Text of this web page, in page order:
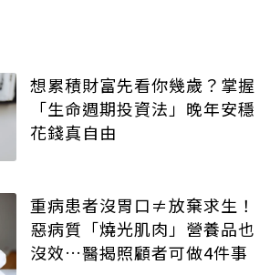
想累積財富先看你幾歲？掌握
「生命週期投資法」晚年安穩
花錢真自由
重病患者沒胃口≠放棄求生！
惡病質「燒光肌肉」營養品也
沒效…醫揭照顧者可做4件事